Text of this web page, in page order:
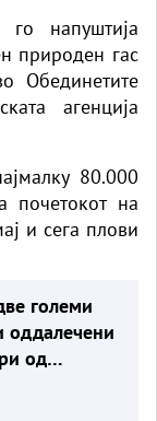
напуштија
природен гас
Обединетите
агенција
80.000
почетокот на
и сега плови
големи
оддалечени
од